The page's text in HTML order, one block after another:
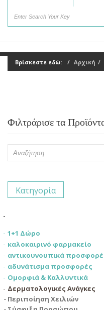
Βρίσκεστε εδώ: Αρχική
Φιλτράρισε τα
Κατηγορία
1+1 Δώρο
καλοκαιρινό φαρμακείο
αντικουνουπικά
αδυνάτισμα προσφορές
Ομορφιά & Καλλυντικά
Δερματολογικές Ανάγκες
Περιποίηση Χειλιών